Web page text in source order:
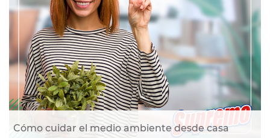
Cómo cuidar el medio ambiente desde casa